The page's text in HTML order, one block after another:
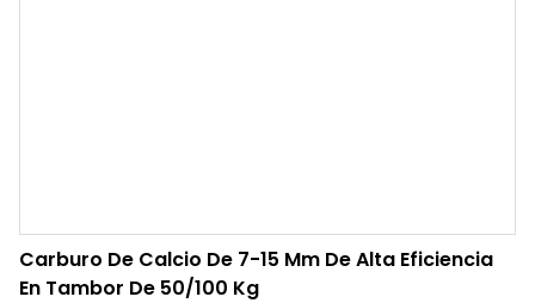
Carburo De Calcio De 7-15 Mm De Alta Eficiencia
En Tambor De 50/100 Kg